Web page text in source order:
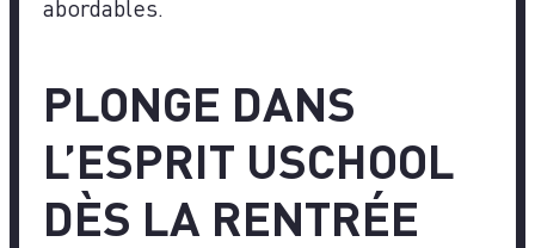
abordables.
PLONGE DANS
L’ESPRIT USCHOOL
DÈS LA RENTRÉE